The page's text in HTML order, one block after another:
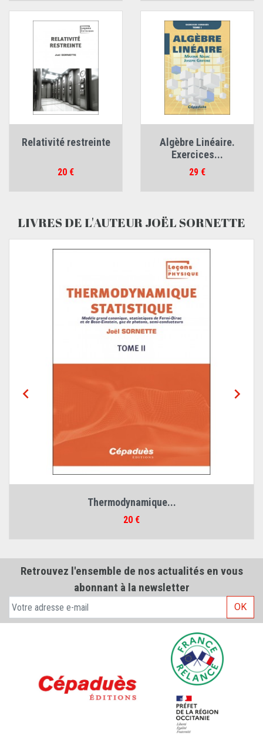
Relativité restreinte
Prix
20 €
Algèbre Linéaire.
Exercices...
Prix
29 €
LIVRES DE L'AUTEUR JOËL SORNETTE

Thermodynamique...
Prix
20 €

Retrouvez l'ensemble de nos actualités en vous
abonnant à la newsletter
OK